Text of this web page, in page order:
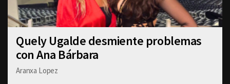
Quely Ugalde desmiente problemas
con Ana Bárbara
Aranxa Lopez